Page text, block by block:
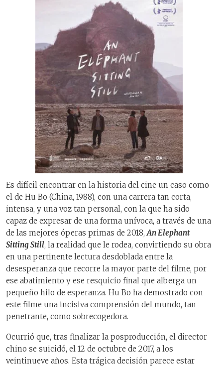
Es difícil encontrar en la historia del cine un caso como
el de Hu Bo (China, 1988), con una carrera tan corta,
intensa, y una voz tan personal, con la que ha sido
capaz de expresar de una forma unívoca, a través de una
de las mejores óperas primas de 2018,An Elephant
Sitting Still, la realidad que le rodea, convirtiendo su obra
en una pertinente lectura desdoblada entre la
desesperanza que recorre la mayor parte del filme, por
ese abatimiento y ese resquicio final que alberga un
pequeño hilo de esperanza. Hu Bo ha demostrado con
este filme una incisiva comprensión del mundo, tan
penetrante, como sobrecogedora.
Ocurrió que, tras finalizar la posproducción, el director
chino se suicidó, el 12 de octubre de 2017, a los
veintinueve años. Esta trágica decisión parece estar